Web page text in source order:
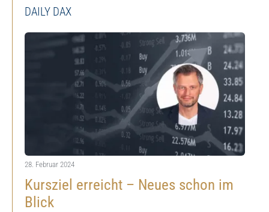
DAILY DAX
28. Februar 2024
Kursziel erreicht – Neues schon im
Blick